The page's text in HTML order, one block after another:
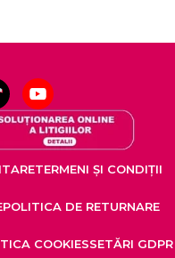
TERMENI ȘI CONDIȚII
POLITICA DE RETURNARE
COOKIESSETĂRI GDPR